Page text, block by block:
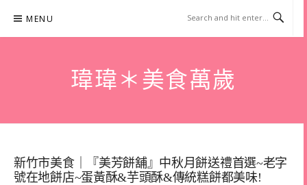
content
MENU
瑋瑋＊美食萬歲
新竹市美食｜『美芳餅舖』中秋月餅送禮首選~老字
號在地餅店~蛋黃酥&芋頭酥&傳統糕餅都美味!